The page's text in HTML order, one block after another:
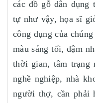
các đồ gỗ dân dụng
tự như vậy, họa sĩ
công dụng của
màu sáng tối, đậm
thời gian, tâm trạng
nghề nghiệp, nhà
người thợ, cần phải